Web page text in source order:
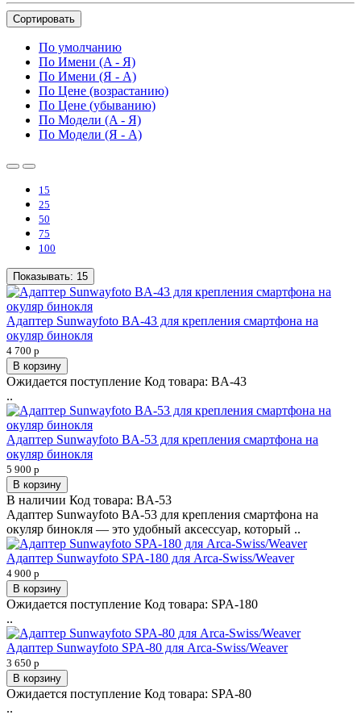
Сортировать
По умолчанию
По Имени (A - Я)
По Имени (Я - A)
По Цене (возрастанию)
По Цене (убыванию)
По Модели (A - Я)
По Модели (Я - A)
15
25
50
75
100
Показывать: 15
Адаптер Sunwayfoto BA-43 для крепления смартфона на
окуляр бинокля
4 700 р
В корзину
Ожидается поступление Код товара: BA-43
..
Адаптер Sunwayfoto BA-53 для крепления смартфона на
окуляр бинокля
5 900 р
В корзину
В наличии Код товара: BA-53
Адаптер Sunwayfoto BA-53 для крепления смартфона на
окуляр бинокля — это удобный аксессуар, который ..
Адаптер Sunwayfoto SPA-180 для Arca-Swiss/Weaver
4 900 р
В корзину
Ожидается поступление Код товара: SPA-180
..
Адаптер Sunwayfoto SPA-80 для Arca-Swiss/Weaver
3 650 р
В корзину
Ожидается поступление Код товара: SPA-80
..